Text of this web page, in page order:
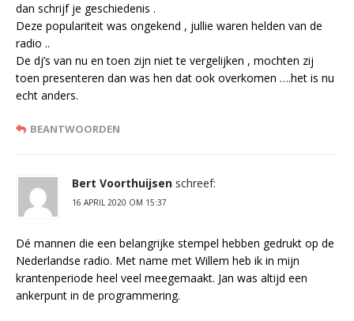
dan schrijf je geschiedenis .
Deze populariteit was ongekend , jullie waren helden van de
radio ..
De dj’s van nu en toen zijn niet te vergelijken , mochten zij
toen presenteren dan was hen dat ook overkomen ….het is nu
echt anders.
BEANTWOORDEN
Bert Voorthuijsen schreef:
16 APRIL 2020 OM 15:37
Dé mannen die een belangrijke stempel hebben gedrukt op de
Nederlandse radio. Met name met Willem heb ik in mijn
krantenperiode heel veel meegemaakt. Jan was altijd een
ankerpunt in de programmering.